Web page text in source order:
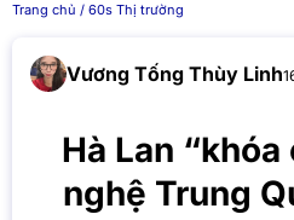
Trang chủ / 60s Thị trường
Vương Tống Thùy Linh
Hà Lan
nghệ Trung